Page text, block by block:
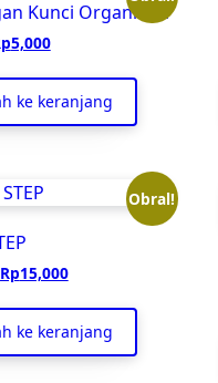
Kunci Organisasi
5,000Harga
ini
adalah:
Rp5,000.
ke keranjang
Obral!
Harga
Rp15,000Harga
ini
adalah:
Rp15,000.
ke keranjang